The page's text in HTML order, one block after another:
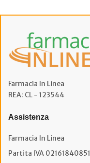
Farmacia In Linea
REA: CL - 123544
Assistenza
Farmacia In Linea
Partita IVA 02161840851